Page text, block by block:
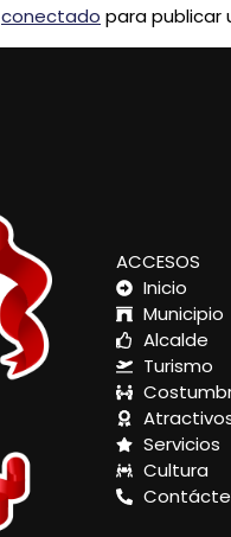
conectado para publicar
ACCESOS
Inicio
Municipio
Alcalde
Turismo
Servicios
Cultura